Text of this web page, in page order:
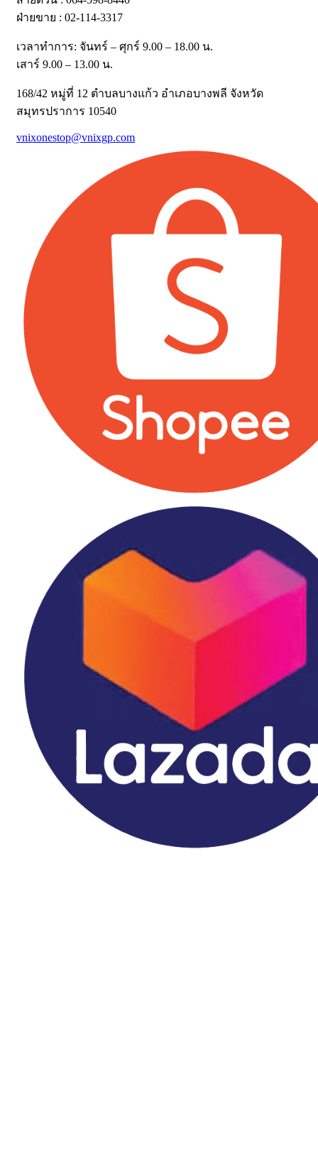
ฝ่ายขาย : 02-114-3317
เวลาทำการ: จันทร์ – ศุกร์ 9.00 – 18.00 น.
เสาร์ 9.00 – 13.00 น.
168/42 หมู่ที่ 12 ตำบลบางแก้ว อำเภอบางพลี จังหวัด
สมุทรปราการ 10540
vnixonestop@vnixgp.com